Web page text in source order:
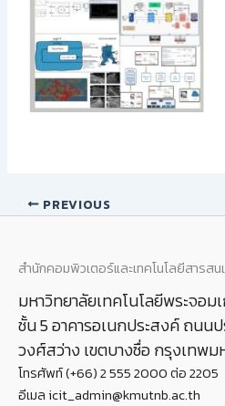
PREVIOUS
สำนักคอมพิวเตอร์และเทคโนโลยีสารส
มหาวิทยาลัยเทคโนโลยีพระจอม
ชั้น 5 อาคารอเนกประสงค์ ถนนป
วงศ์สว่าง เขตบางซื่อ กรุงเทพ
โทรศัพท์ (+66) 2 555 2000 ต่อ 2205
อีเมล icit_admin@kmutnb.ac.th